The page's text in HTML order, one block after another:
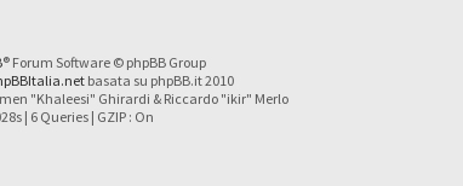
® Forum Software © phpBB Group
basata su phpBB.it 2010
"Khaleesi" Ghirardi & Riccardo "ikir" Merlo
| 6 Queries | GZIP : On